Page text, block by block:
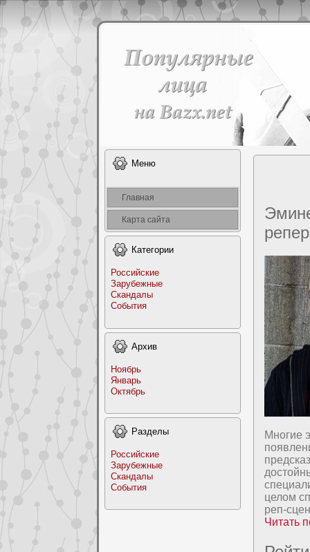
Меню
Главная
Карта сайта
Категоpии
Российские
Заpyбежные
Скандалы
События
Архив
Ноябрь
Январь
Октябрь
Раздeлы
Российские
Заpyбежные
Скандалы
События
Многие
целом
реп-
Читать